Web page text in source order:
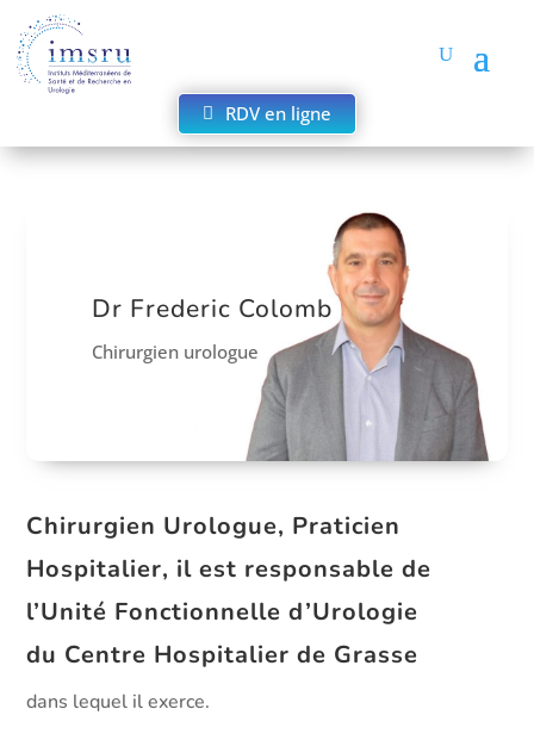
RDV en ligne
Dr Frederic Colomb
Chirurgien urologue
Chirurgien Urologue, Praticien
Hospitalier, il est responsable de
l’Unité Fonctionnelle d’Urologie
du Centre Hospitalier de Grasse
dans lequel il exerce.